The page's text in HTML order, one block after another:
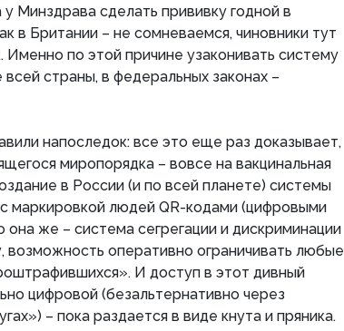
Минздрава сделать прививку годной в
в Британии – не сомневаемся, чиновники тут
по этой причине узаконивать систему
страны, в федеральных законах –
напоследок: все это еще раз доказывает,
миропорядка – вовсе на вакцинальная
в России (и по всей планете) системы
маркировкой людей QR-кодами (цифровыми
же – система сегрегации и дискриминации
возможность оперативно ограничивать любые
И доступ в этот дивный
цифровой (безальтернативно через
– пока раздается в виде кнута и пряника.